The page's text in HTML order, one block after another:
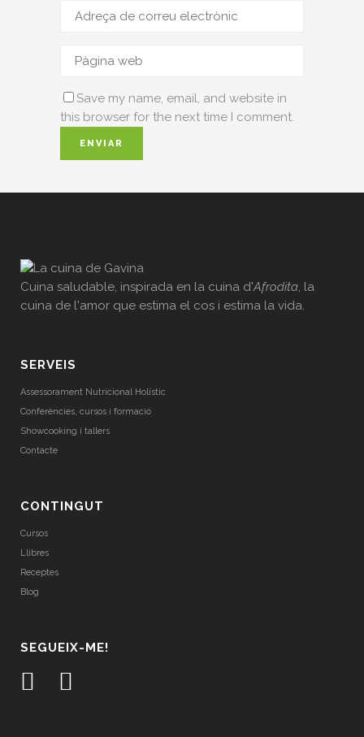
Save my name, email, and website in
this browser for the next time I comment.
Cuina saludable, inspirada en la cuina d'Afrodita, la
cuina de l'amor que estima el cos i estima la vida.
SERVEIS
Assessorament Nutricional Holístic
Conferències, cursos i formació
Showcooking i tallers
Contacte
CONTINGUT
Cursos
Llibres
Receptes
Blog
SEGUEIX-ME!